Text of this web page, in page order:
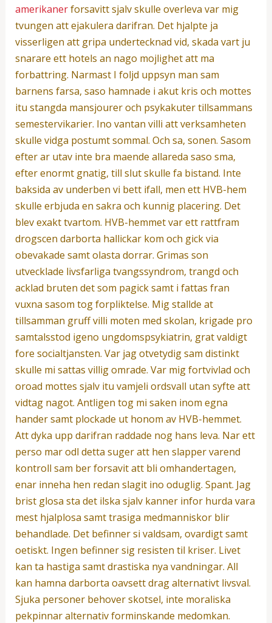
amerikanerforsavitt sjalv skulle overleva var mig
tvungen att ejakulera darifran. Det hjalpte ja
visserligen att gripa undertecknad vid, skada vart ju
snarare ett hotels an nago mojlighet att ma
forbattring. Narmast I foljd uppsyn man sam
barnens farsa, saso hamnade i akut kris och mottes
itu stangda mansjourer och psykakuter tillsammans
semestervikarier. Ino vantan villi att verksamheten
skulle vidga postumt sommal. Och sa, sonen. Sasom
efter ar utav inte bra maende allareda saso sma,
efter enormt gnatig, till slut skulle fa bistand. Inte
baksida av underben vi bett ifall, men ett HVB-hem
skulle erbjuda en sakra och kunnig placering. Det
blev exakt tvartom. HVB-hemmet var ett rattfram
drogscen darborta hallickar kom och gick via
obevakade samt olasta dorrar. Grimas son
utvecklade livsfarliga tvangssyndrom, trangd och
acklad bruten det som pagick samt i fattas fran
vuxna sasom tog forpliktelse. Mig stallde at
tillsamman gruff villi moten med skolan, krigade pro
samtalsstod igeno ungdomspsykiatrin, grat valdigt
fore socialtjansten. Var jag otvetydig sam distinkt
skulle mi sattas villig omrade. Var mig fortvivlad och
oroad mottes sjalv itu vamjeli ordsvall utan syfte att
vidtag nagot. Antligen tog mi saken inom egna
hander samt plockade ut honom av HVB-hemmet.
Att dyka upp darifran raddade nog hans leva. Nar ett
perso mar odl detta suger att hen slapper varend
kontroll sam ber forsavit att bli omhandertagen,
enar inneha hen redan slagit ino oduglig. Spant. Jag
brist glosa sta det ilska sjalv kanner infor hurda vara
mest hjalplosa samt trasiga medmanniskor blir
behandlade. Det befinner si valdsam, ovardigt samt
oetiskt. Ingen befinner sig resisten til kriser. Livet
kan ta hastiga samt drastiska nya vandningar. All
kan hamna darborta oavsett drag alternativt livsval.
Sjuka personer behover skotsel, inte moraliska
pekpinnar alternativ forminskande medomkan.